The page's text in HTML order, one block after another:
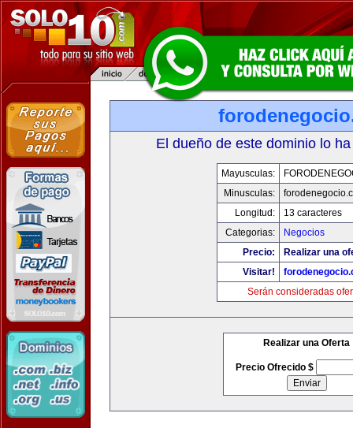
El dueño de este dominio lo
Mayusculas:
Minusculas:
Longitud:
13 caracteres
Categorias:
Negocios
Precio:
Realizar una
Visitar!
Serán consideradas
Realizar una Oferta
Precio Ofrecido $